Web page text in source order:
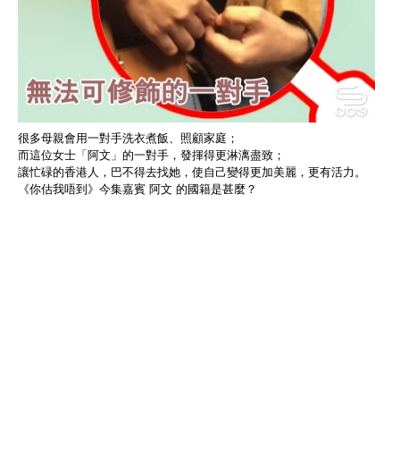
很多母親會用一對手洗衣煮飯、照顧家庭；
而這位女士「阿文」的一對手，發揮得更淋漓盡致；
讓忙碌的香港人，巴不得去找她，使自己變得更加美麗，更有活力。
《你估我唔到》今集嘉賓 阿文 的國籍是甚麼？